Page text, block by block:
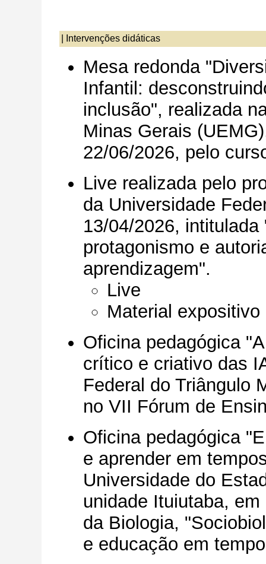
Intervenções didáticas
Mesa redonda
Infantil:
inclusão", realizada
Minas Gerais
22/06/2026, pelo
Live realizada pelo
da Universidade
13/04/2026,
protagonismo e
aprendizagem".
Live
Material expositivo
Oficina pedagógica
crítico e criativo das
Federal do Triângulo
no VII Fórum de
Oficina pedagógica
e aprender em
Universidade do
unidade Ituiutaba,
da Biologia,
e educação em